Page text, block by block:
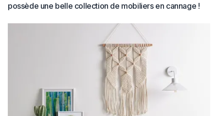
possède une belle collection de mobiliers en cannage !